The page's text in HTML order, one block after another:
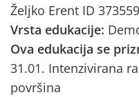
Željko Erent ID
Vrsta edukacije:
Ova edukacija se
31.01. Intenzivirana
površina